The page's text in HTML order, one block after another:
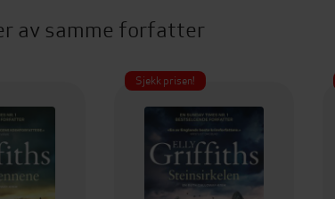
av samme forfatter
Sjekk prisen!